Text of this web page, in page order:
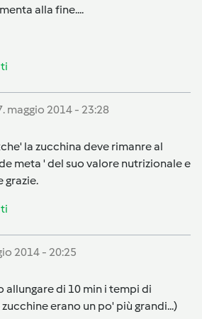
alla fine....
maggio 2014 - 23:28
la zucchina deve rimanre al
meta ' del suo valore nutrizionale e
grazie.
2014 - 20:25
allungare di 10 min i tempi di
erano un po' più grandi...)